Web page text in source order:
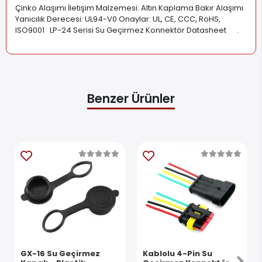
Çinko Alaşımı İletişim Malzemesi: Altın Kaplama Bakır Alaşımı
Yanıcılık Derecesi: UL94-V0 Onaylar: UL, CE, CCC, RoHS,
ISO9001 LP-24 Serisi Su Geçirmez Konnektör Datasheet .
Benzer Ürünler
GX-16 Su Geçirmez
Kablolu 4-Pin Su